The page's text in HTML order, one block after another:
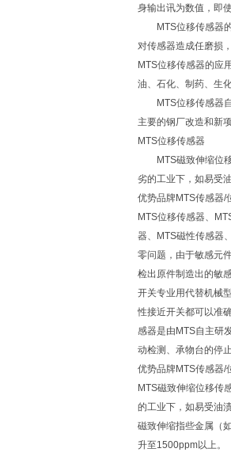
身输出讯为数值，即
MTS位移传感器的
对传感器造成任磨损
MTS位移传感器的应
油、石化、制药、生
MTS位移传感器自
主要的钢厂改造和新
MTS位移传感器
MTS磁致伸缩位移
劣的工业下，如易受
优势品牌MTS传感器/
MTS位移传感器、
器、MTS磁性传感器
零问题，由于敏感元
检出原件制造出的敏
开关专业用代替机械
性接近开关都可以准
感器是由MTS自主研
动检测、承物台的停
优势品牌MTS传感器/
MTS磁致伸缩位移传
的工业下，如易受油
磁致伸缩指些金属（
升至1500ppm以上。